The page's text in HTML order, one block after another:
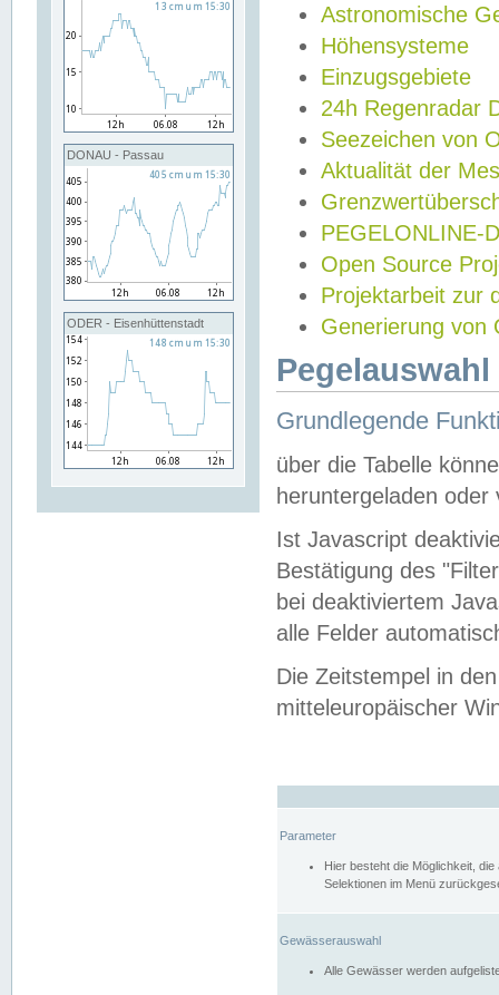
DONAU - Passau
ODER - Eisenhüttenstadt
Astronomische
Höhensysteme
Einzugsgebiete
24h Regenradar
Seezeichen von
Aktualität der
PEGELONLINE-
Open Source
Projektarbeit zur
Generierung von
Grundlegende
über die Tabelle
heruntergeladen oder
Ist Javascript
Bestätigung des
bei deaktiviertem
alle Felder
Die Zeitstempel in
mitteleuropäischer
Parameter
Hier besteht die Möglichkeit,
Selektionen im Menü
Gewässerauswahl
Alle Gewässer werden